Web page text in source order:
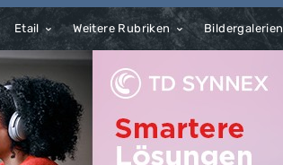
Etail Weitere Rubriken Bildergalerien